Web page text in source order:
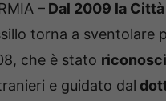
– Dal 2009 la Città
torna a sventolare
che è stato
e guidato dal